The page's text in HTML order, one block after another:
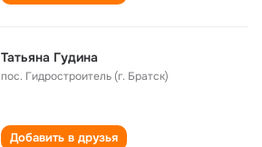
Татьяна Гудина
пос. Гидростроитель (г. Братск)
Добавить в друзья